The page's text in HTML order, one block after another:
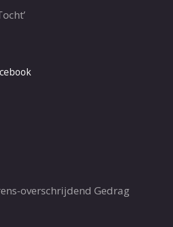
overschrijdend Gedrag